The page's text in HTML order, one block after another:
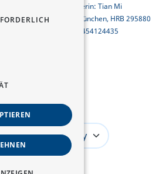
Geschäftsführerin: Tian Mi
Amtsgericht München, HRB 295880
Ust-ID-Nr.: DE454124435
Germany